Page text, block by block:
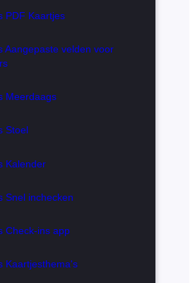
PDF Kaartjes
Aangepaste velden voor
Meerdaags
Stoel
Kalender
Snel inchecken
Check-ins app
Kaartjesthema's